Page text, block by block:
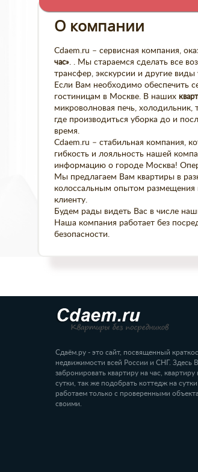
О компании
Сdaem.ru – сервисная компания,
час». . Мы стараемся сделать все
трансфер, экскурсии и другие виды
Если Вам необходимо обеспечить
гостиницам в Москве. В наших
микроволновая печь, холодильник,
где производиться уборка до и
время.
Сdaem.ru – стабильная компания,
гибкость и лояльность нашей
информацию о городе Москва!
Мы предлагаем Вам квартиры в
колоссальным опытом размещения
клиенту.
Будем рады видеть Вас в числе
Наша компания работает без
безопасности.
Сдаём.ру - это сайт, посвященный
недвижимости всей России и СНГ. Здесь
забронировать квартиру на час,
сутки, так же подобрать коттедж на
работаем только с проверенными
своими.